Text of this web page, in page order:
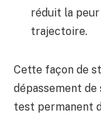
réduit la peur
trajectoire.
Cette façon de
dépassement de
test permanent